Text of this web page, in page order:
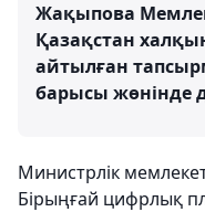
Жақыпова
Қазақстан
айтылған
барысы жөнінде
Министрлік
Бірыңғай цифрлық